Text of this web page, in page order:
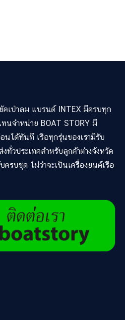
คเป่าลม แบรนด์ INTEX มีครบทุก
นจำหน่าย BOAT STORY มี
นได้ทันที เรือทุกรุ่นของเรามีรับ
ทั่วประเทศสำหรับลูกค้าต่างจังหวัด
รบชุด ไม่ว่าจะเป็นเครื่องยนต์เรือ